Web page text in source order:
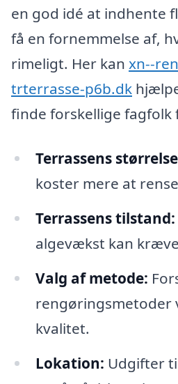
en god idé at indhente
få en fornemmelse af,
rimeligt. Her kan xn--
trterrasse-p6b.dk
finde forskellige fagfolk
Terrassens
koster mere at
Terrassens tilstand:
algevækst kan
Valg af metode:
rengøringsmetoder
kvalitet.
Lokation: Udgifter